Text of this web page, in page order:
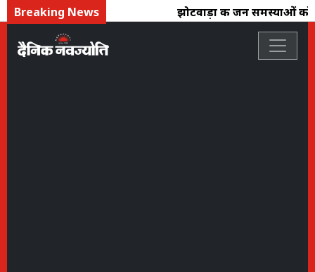
Breaking News झोटवाड़ा की जन समस्याओं को